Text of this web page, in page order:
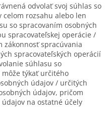
odvolať svoj súhlas so
celom rozsahu alebo len
so spracovaním osobných
spracovateľskej operácie /
zákonnosť spracúvania
spracovateľských operácií
súhlasu so
týkať určitého
údajov / určitých
údajov, pričom
na ostatné účely